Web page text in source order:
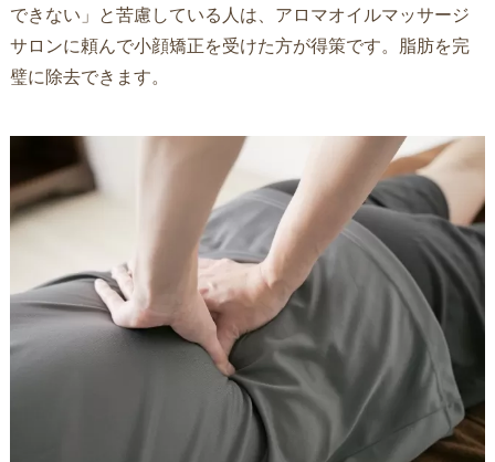
できない」と苦慮している人は、アロマオイルマッサージ
サロンに頼んで小顔矯正を受けた方が得策です。脂肪を完
璧に除去できます。